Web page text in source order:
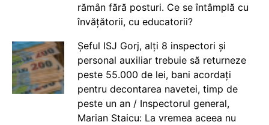
rămân fără posturi. Ce se întâmplă cu
învățătorii, cu educatorii?
Șeful ISJ Gorj, alți 8 inspectori și
personal auxiliar trebuie să returneze
peste 55.000 de lei, bani acordați
pentru decontarea navetei, timp de
peste un an / Inspectorul general,
Marian Staicu: La vremea aceea nu